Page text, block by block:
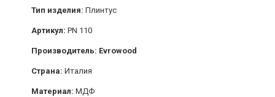
Тип изделия: Плинтус
Артикул: PN 110
Производитель: Evrowood
Страна: Италия
Материал: МДФ